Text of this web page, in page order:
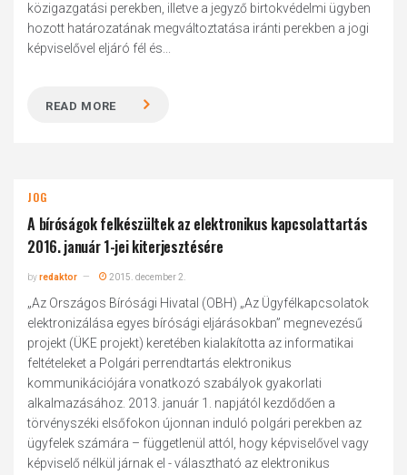
közigazgatási perekben, illetve a jegyző birtokvédelmi ügyben
hozott határozatának megváltoztatása iránti perekben a jogi
képviselővel eljáró fél és...
READ MORE
JOG
A bíróságok felkészültek az elektronikus kapcsolattartás
2016. január 1-jei kiterjesztésére
byredaktor 2015. december 2.
„Az Országos Bírósági Hivatal (OBH) „Az Ügyfélkapcsolatok
elektronizálása egyes bírósági eljárásokban” megnevezésű
projekt (ÜKE projekt) keretében kialakította az informatikai
feltételeket a Polgári perrendtartás elektronikus
kommunikációjára vonatkozó szabályok gyakorlati
alkalmazásához. 2013. január 1. napjától kezdődően a
törvényszéki elsőfokon újonnan induló polgári perekben az
ügyfelek számára – függetlenül attól, hogy képviselővel vagy
képviselő nélkül járnak el - választható az elektronikus